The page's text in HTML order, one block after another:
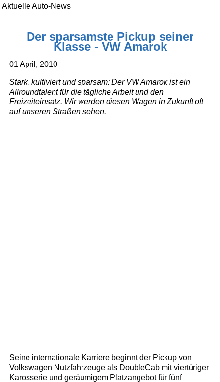
Aktuelle Auto-News
Der sparsamste Pickup seiner
Klasse - VW Amarok
01 April, 2010
Stark, kultiviert und sparsam: Der VW Amarok ist ein
Allroundtalent für die tägliche Arbeit und den
Freizeiteinsatz. Wir werden diesen Wagen in Zukunft oft
auf unseren Straßen sehen.
Seine internationale Karriere beginnt der Pickup von
Volkswagen Nutzfahrzeuge als DoubleCab mit viertüriger
Karosserie und geräumigem Platzangebot für fünf